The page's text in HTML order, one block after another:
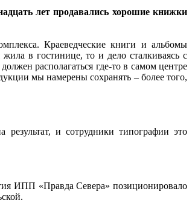
лет продавались хорошие книжки
Краеведческие книги и альбомы
в гостинице, то и дело сталкиваясь с
располагаться где-то в самом центре
мы намерены сохранять – более того,
и сотрудники типографии это
ИПП «Правда Севера» позиционировало